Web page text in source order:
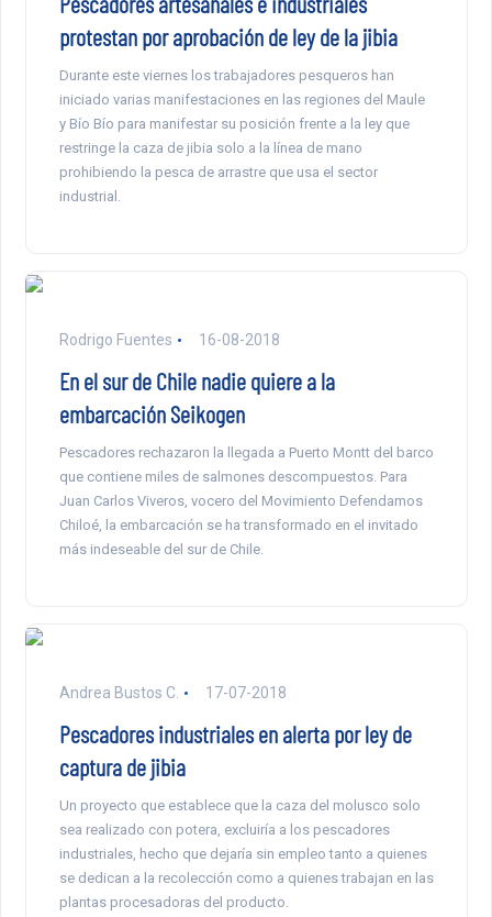
protestan por aprobación de ley de la jibia
Durante este viernes los trabajadores pesqueros han
iniciado varias manifestaciones en las regiones del Maule
y Bío Bío para manifestar su posición frente a la ley que
restringe la caza de jibia solo a la línea de mano
prohibiendo la pesca de arrastre que usa el sector
industrial.
Rodrigo Fuentes 16-08-2018
En el sur de Chile nadie quiere a la
embarcación Seikogen
Pescadores rechazaron la llegada a Puerto Montt del barco
que contiene miles de salmones descompuestos. Para
Juan Carlos Viveros, vocero del Movimiento Defendamos
Chiloé, la embarcación se ha transformado en el invitado
más indeseable del sur de Chile.
Andrea Bustos C. 17-07-2018
Pescadores industriales en alerta por ley de
captura de jibia
Un proyecto que establece que la caza del molusco solo
sea realizado con potera, excluiría a los pescadores
industriales, hecho que dejaría sin empleo tanto a quienes
se dedican a la recolección como a quienes trabajan en las
plantas procesadoras del producto.